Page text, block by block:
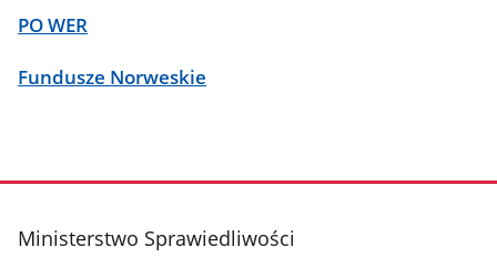
PO WER
Fundusze Norweskie
stopka
Ministerstwo Sprawiedliwości